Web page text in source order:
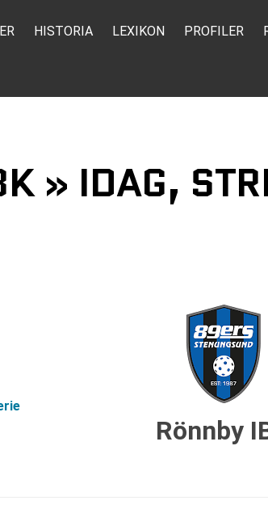
HISTORIA LEXIKON PROFILER
» IDAG,
Rönnby